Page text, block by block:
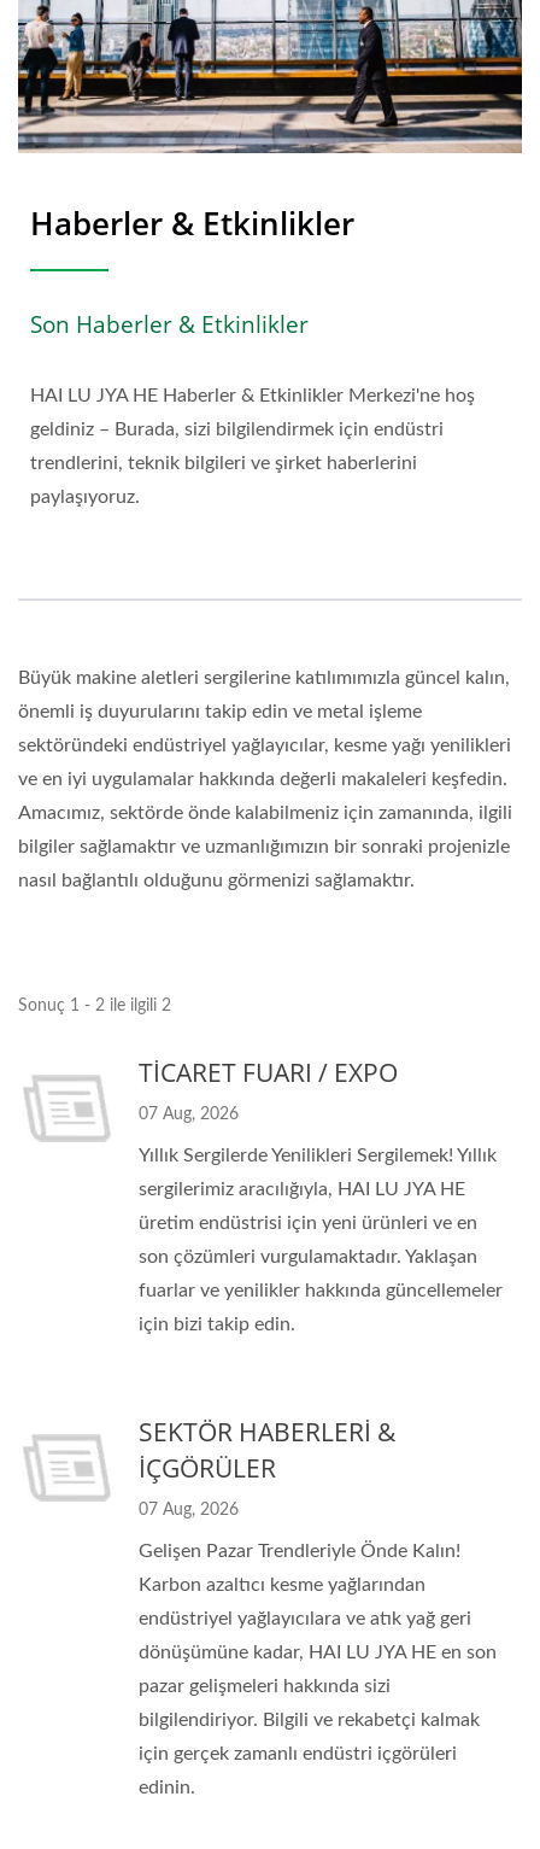
Haberler & Etkinlikler
Son Haberler & Etkinlikler
HAI LU JYA HE Haberler & Etkinlikler Merkezi'ne hoş
geldiniz – Burada, sizi bilgilendirmek için endüstri
trendlerini, teknik bilgileri ve şirket haberlerini
paylaşıyoruz.
Büyük makine aletleri sergilerine katılımımızla güncel kalın,
önemli iş duyurularını takip edin ve metal işleme
sektöründeki endüstriyel yağlayıcılar, kesme yağı yenilikleri
ve en iyi uygulamalar hakkında değerli makaleleri keşfedin.
Amacımız, sektörde önde kalabilmeniz için zamanında, ilgili
bilgiler sağlamaktır ve uzmanlığımızın bir sonraki projenizle
nasıl bağlantılı olduğunu görmenizi sağlamaktır.
Sonuç 1 - 2 ile ilgili 2
TİCARET FUARI / EXPO
07 Aug, 2026
Yıllık Sergilerde Yenilikleri Sergilemek! Yıllık
sergilerimiz aracılığıyla, HAI LU JYA HE
üretim endüstrisi için yeni ürünleri ve en
son çözümleri vurgulamaktadır. Yaklaşan
fuarlar ve yenilikler hakkında güncellemeler
için bizi takip edin.
SEKTÖR HABERLERİ &
İÇGÖRÜLER
07 Aug, 2026
Gelişen Pazar Trendleriyle Önde Kalın!
Karbon azaltıcı kesme yağlarından
endüstriyel yağlayıcılara ve atık yağ geri
dönüşümüne kadar, HAI LU JYA HE en son
pazar gelişmeleri hakkında sizi
bilgilendiriyor. Bilgili ve rekabetçi kalmak
için gerçek zamanlı endüstri içgörüleri
edinin.